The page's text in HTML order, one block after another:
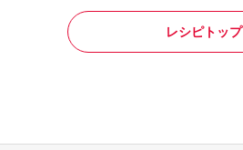
レシピトップ